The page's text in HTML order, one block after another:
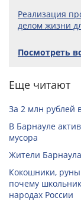
Реализация
делом жизни
Посмотреть
Еще читают
За 2 млн рублей
В Барнауле
мусора
Жители
Кокошники, руны
почему
народах России